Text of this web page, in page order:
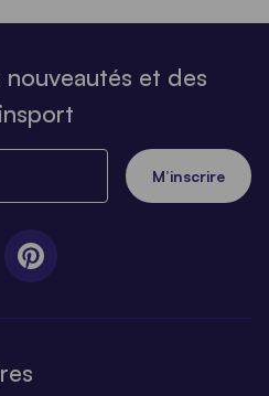
et des
M’inscrire